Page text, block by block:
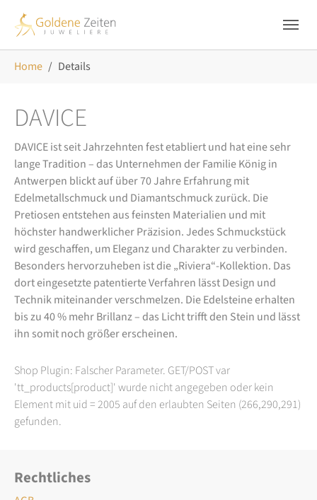
Home Details
DAVICE
DAVICE ist seit Jahrzehnten fest etabliert und hat eine sehr
lange Tradition – das Unternehmen der Familie König in
Antwerpen blickt auf über 70 Jahre Erfahrung mit
Edelmetallschmuck und Diamantschmuck zurück. Die
Pretiosen entstehen aus feinsten Materialien und mit
höchster handwerklicher Präzision. Jedes Schmuckstück
wird geschaffen, um Eleganz und Charakter zu verbinden.
Besonders hervorzuheben ist die „Riviera“-Kollektion. Das
dort eingesetzte patentierte Verfahren lässt Design und
Technik miteinander verschmelzen. Die Edelsteine erhalten
bis zu 40 % mehr Brillanz – das Licht trifft den Stein und lässt
ihn somit noch größer erscheinen.
Shop Plugin: Falscher Parameter. GET/POST var
'tt_products[product]' wurde nicht angegeben oder kein
Element mit uid = 2005 auf den erlaubten Seiten (266,290,291)
gefunden.
Rechtliches